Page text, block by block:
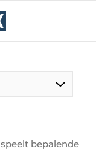
bepalende